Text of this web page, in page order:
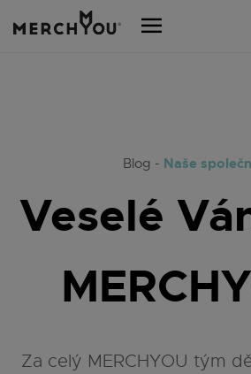
Blog - Naše
Veselé
Za celý MERCHYOU tým